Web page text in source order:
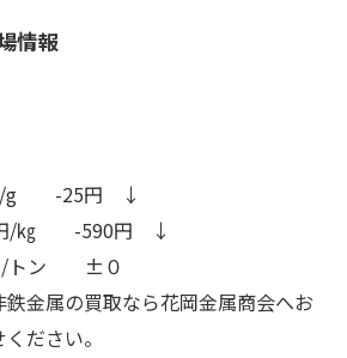
情報
/g -25円 ↓
/㎏ -590円 ↓
/トン ±０
金属の買取なら花岡金属商会へお
ださい。